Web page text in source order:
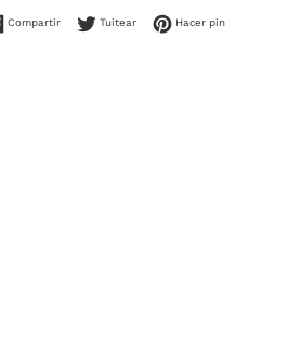
CompartirCompartir en Facebook
TuitearTuitear en Twitter
Hacer pinPinear en